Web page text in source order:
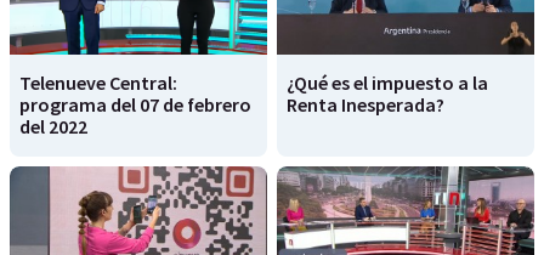
Telenueve Central:
programa del 07 de febrero
del 2022
¿Qué es el impuesto a la
Renta Inesperada?